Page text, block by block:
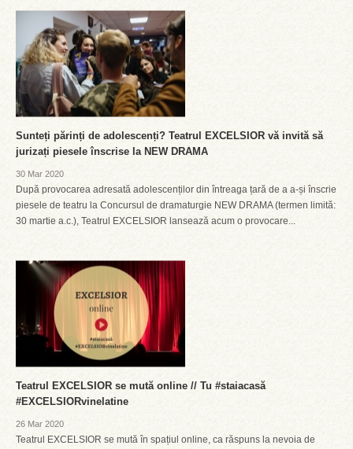
Sunteți părinți de adolescenți? Teatrul EXCELSIOR vă invită să
jurizați piesele înscrise la NEW DRAMA
30 Mar 2020
După provocarea adresată adolescenților din întreaga țară de a a-și înscrie
piesele de teatru la Concursul de dramaturgie NEW DRAMA (termen limită:
30 martie a.c.), Teatrul EXCELSIOR lansează acum o provocare...
Teatrul EXCELSIOR se mută online // Tu #staiacasă
#EXCELSIORvinelatine
26 Mar 2020
Teatrul EXCELSIOR se mută în spațiul online, ca răspuns la nevoia de